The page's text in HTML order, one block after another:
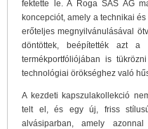
fektette le. A Roga SAS AG
koncepciót, amely a technikai
erőteljes megnyilvánulásával
döntöttek, beépítették azt
termékportfóliójában is
technológiai örökséghez való
A kezdeti kapszulakollekció
telt el, és egy új, friss
alvásiparban, amely